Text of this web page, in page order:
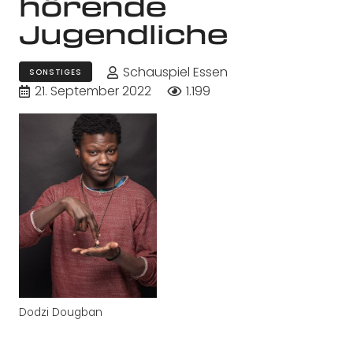
Jugendliche
SONSTIGES
Schauspiel Essen
21. September 2022
1.199
Dodzi Dougban